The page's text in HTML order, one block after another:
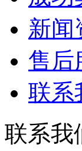
新闻
售后
联系
联系我